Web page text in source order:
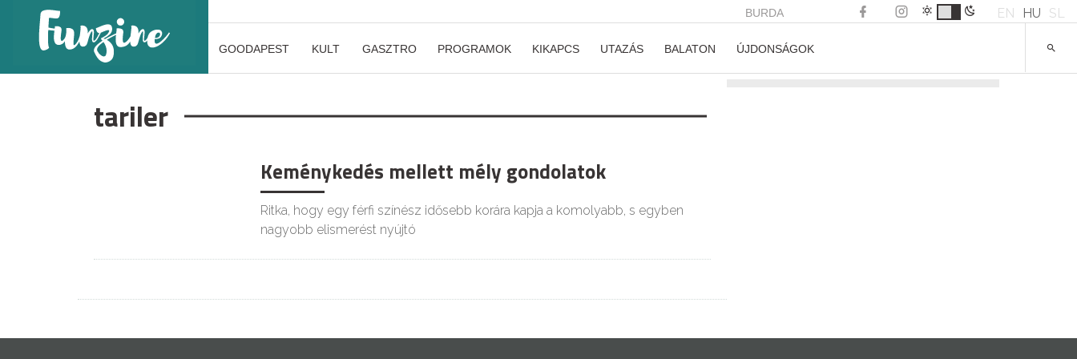
BURDA EN HU SL
GOODAPEST KULT GASZTRO PROGRAMOK KIKAPCS UTAZÁS BALATON ÚJDONSÁGOK
tariler
Keménykedés mellett mély gondolatok
Ritka, hogy egy férfi színész idősebb korára kapja a komolyabb, s egyben
nagyobb elismerést nyújtó